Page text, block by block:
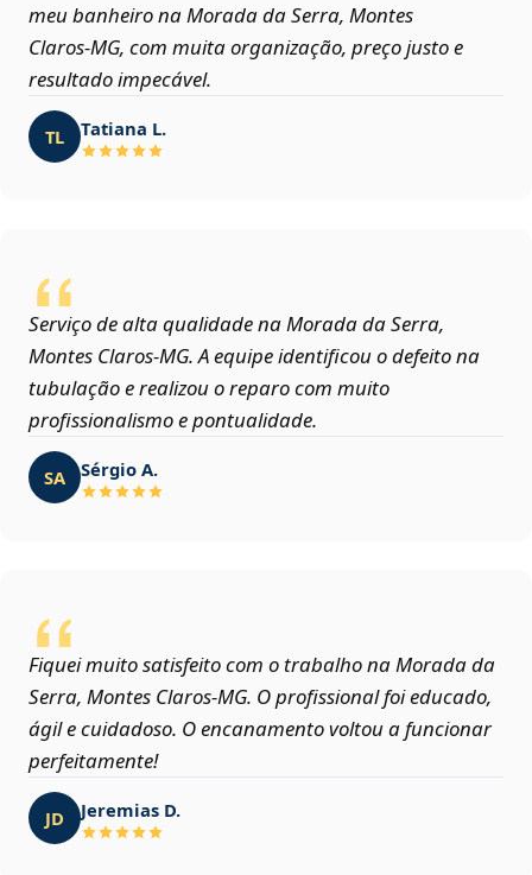
meu banheiro na Morada da Serra, Montes
Claros‑MG, com muita organização, preço justo e
resultado impecável.
TL Tatiana L.
Serviço de alta qualidade na Morada da Serra,
Montes Claros‑MG. A equipe identificou o defeito na
tubulação e realizou o reparo com muito
profissionalismo e pontualidade.
SA Sérgio A.
Fiquei muito satisfeito com o trabalho na Morada da
Serra, Montes Claros‑MG. O profissional foi educado,
ágil e cuidadoso. O encanamento voltou a funcionar
perfeitamente!
JD Jeremias D.